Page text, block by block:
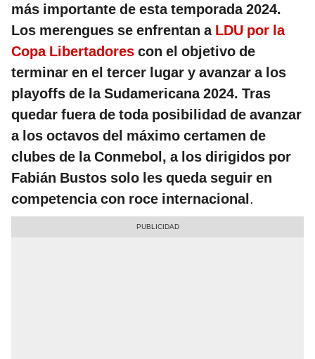
más importante de esta temporada 2024.
Los merengues se enfrentan a LDU por la
Copa Libertadores con el objetivo de
terminar en el tercer lugar y avanzar a los
playoffs de la Sudamericana 2024. Tras
quedar fuera de toda posibilidad de avanzar
a los octavos del máximo certamen de
clubes de la Conmebol, a los dirigidos por
Fabián Bustos solo les queda seguir en
competencia con roce internacional.